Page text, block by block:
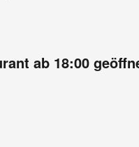
ab 18:00